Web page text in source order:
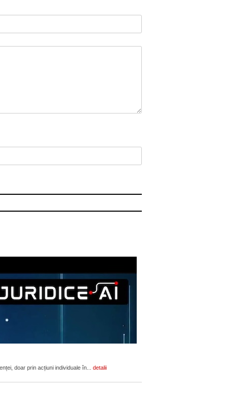
doar prin acțiuni individuale în... detalii